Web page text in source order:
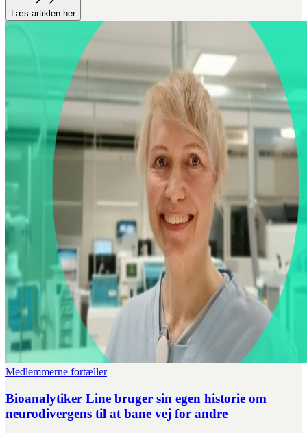
Læs artiklen her
Medlemmerne fortæller
Bioanalytiker Line bruger sin egen historie om
neurodivergens til at bane vej for andre